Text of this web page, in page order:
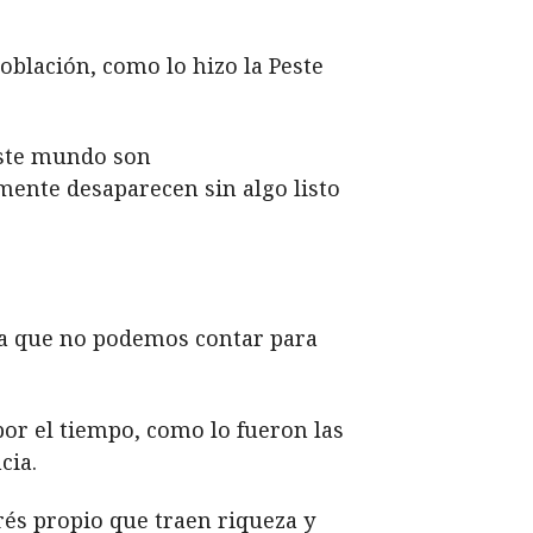
como lo hizo la Peste
mundo son
desaparecen sin algo listo
que no podemos contar para
el tiempo, como lo fueron las
propio que traen riqueza y